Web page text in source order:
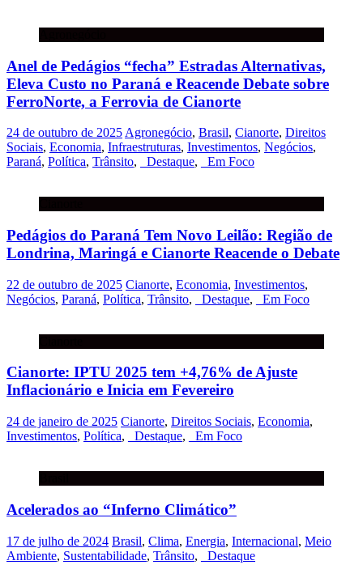
Anel de Pedágios “fecha” Estradas Alternativas,
Eleva Custo no Paraná e Reacende Debate sobre
FerroNorte, a Ferrovia de Cianorte
24 de outubro de 2025 Agronegócio, Brasil, Cianorte, Direitos
Sociais, Economia, Infraestruturas, Investimentos, Negócios,
Paraná, Política, Trânsito, _Destaque, _Em Foco
Pedágios do Paraná Tem Novo Leilão: Região de
Londrina, Maringá e Cianorte Reacende o Debate
22 de outubro de 2025 Cianorte, Economia, Investimentos,
Negócios, Paraná, Política, Trânsito, _Destaque, _Em Foco
Cianorte: IPTU 2025 tem +4,76% de Ajuste
Inflacionário e Inicia em Fevereiro
24 de janeiro de 2025 Cianorte, Direitos Sociais, Economia,
Investimentos, Política, _Destaque, _Em Foco
Acelerados ao “Inferno Climático”
17 de julho de 2024 Brasil, Clima, Energia, Internacional, Meio
Ambiente, Sustentabilidade, Trânsito, _Destaque